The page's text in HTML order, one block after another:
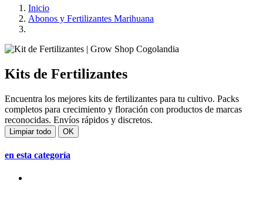
Inicio
Abonos y Fertilizantes Marihuana
Kits de Fertilizantes
Encuentra los mejores kits de fertilizantes para tu cultivo. Packs
completos para crecimiento y floración con productos de marcas
reconocidas. Envíos rápidos y discretos.
Limpiar todo OK
en esta categoría